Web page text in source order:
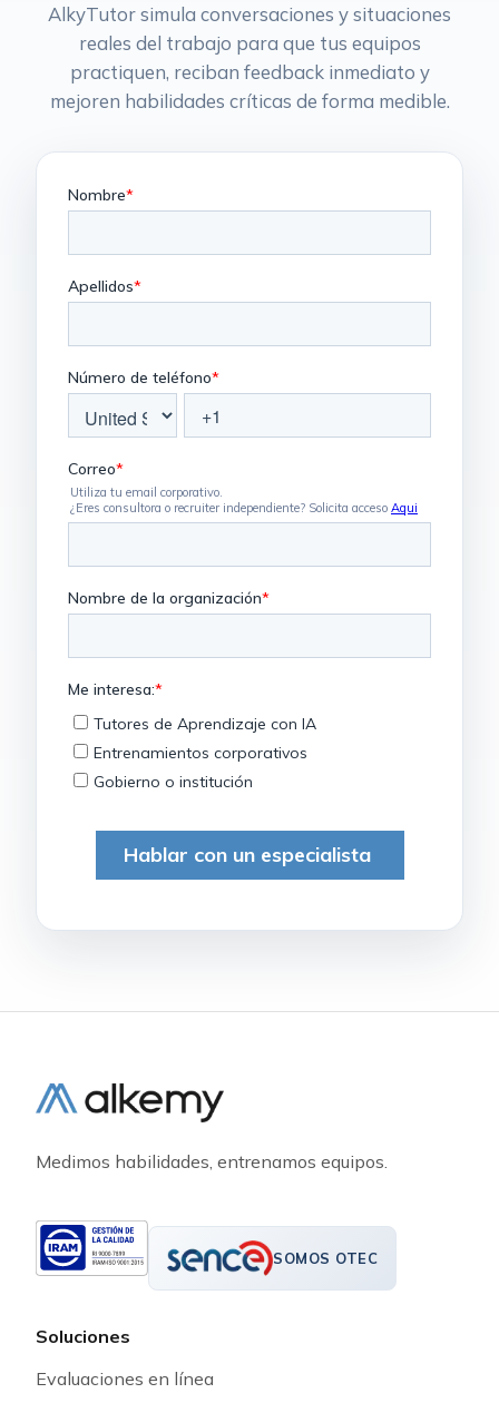
AlkyTutor simula conversaciones y situaciones
reales del trabajo para que tus equipos
practiquen, reciban feedback inmediato y
mejoren habilidades críticas de forma medible.
Medimos habilidades, entrenamos equipos.
SOMOS OTEC
Soluciones
Evaluaciones en línea